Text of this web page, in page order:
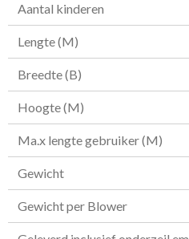
Aantal kinderen
Lengte (M)
Breedte (B)
Hoogte (M)
Ma.x lengte gebruiker (M)
Gewicht
Gewicht per Blower